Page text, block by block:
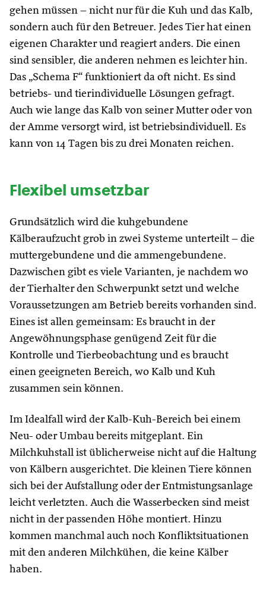
gehen müssen – nicht nur für die Kuh und das Kalb,
sondern auch für den Betreuer. Jedes Tier hat einen
eigenen Charakter und reagiert anders. Die einen
sind sensibler, die anderen nehmen es leichter hin.
Das „Schema F“ funktioniert da oft nicht. Es sind
betriebs- und tierindividuelle Lösungen gefragt.
Auch wie lange das Kalb von seiner Mutter oder von
der Amme versorgt wird, ist betriebsindividuell. Es
kann von 14 Tagen bis zu drei Monaten reichen.
Flexibel umsetzbar
Grundsätzlich wird die kuhgebundene
Kälberaufzucht grob in zwei Systeme unterteilt – die
muttergebundene und die ammengebundene.
Dazwischen gibt es viele Varianten, je nachdem wo
der Tierhalter den Schwerpunkt setzt und welche
Voraussetzungen am Betrieb bereits vorhanden sind.
Eines ist allen gemeinsam: Es braucht in der
Angewöhnungsphase genügend Zeit für die
Kontrolle und Tierbeobachtung und es braucht
einen geeigneten Bereich, wo Kalb und Kuh
zusammen sein können.
Im Idealfall wird der Kalb-Kuh-Bereich bei einem
Neu- oder Umbau bereits mitgeplant. Ein
Milchkuhstall ist üblicherweise nicht auf die Haltung
von Kälbern ausgerichtet. Die kleinen Tiere können
sich bei der Aufstallung oder der Entmistungsanlage
leicht verletzten. Auch die Wasserbecken sind meist
nicht in der passenden Höhe montiert. Hinzu
kommen manchmal auch noch Konfliktsituationen
mit den anderen Milchkühen, die keine Kälber
haben.